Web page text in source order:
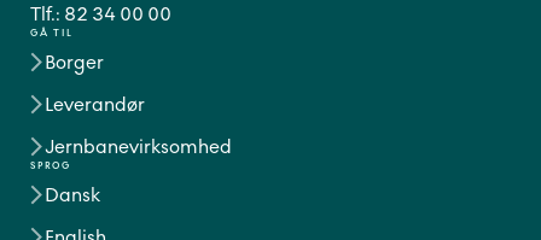
GÅ TIL
Borger
Leverandør
Jernbanevirksomhed
SPROG
Dansk
Tlf.: 82 34 00 00